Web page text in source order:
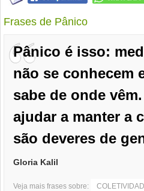
Frases de Pânico
Pânico é isso:
não se conhecem
sabe de onde
ajudar a manter a
são deveres de
Gloria Kalil
Veja mais frases sobre: